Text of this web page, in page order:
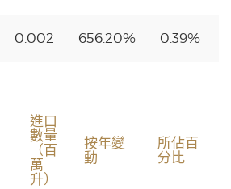
0.002 656.20% 0.39%
進口
數量
（百
萬
升）
按年變
動
所佔百
分比